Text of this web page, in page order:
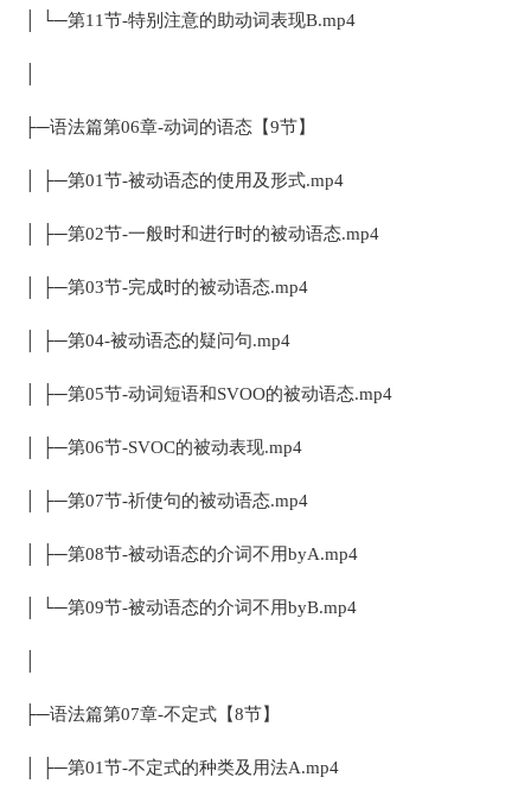
│ └─第11节-特别注意的助动词表现B.mp4
├─语法篇第06章-动词的语态【9节】
│ ├─第01节-被动语态的使用及形式.mp4
│ ├─第02节-一般时和进行时的被动语态.mp4
│ ├─第03节-完成时的被动语态.mp4
│ ├─第04-被动语态的疑问句.mp4
│ ├─第05节-动词短语和SVOO的被动语态.mp4
│ ├─第06节-SVOC的被动表现.mp4
│ ├─第07节-祈使句的被动语态.mp4
│ ├─第08节-被动语态的介词不用byA.mp4
│ └─第09节-被动语态的介词不用byB.mp4
├─语法篇第07章-不定式【8节】
│ ├─第01节-不定式的种类及用法A.mp4